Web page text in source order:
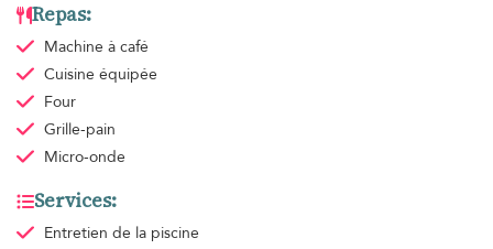
Repas:
Machine à café
Cuisine équipée
Four
Grille-pain
Micro-onde
Services:
Entretien de la piscine